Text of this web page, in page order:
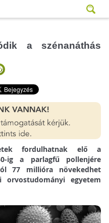
a szénanáthás
fordulhatnak elő a
ig a parlagfű pollenjére
77 millióra növekedhet
egyetem